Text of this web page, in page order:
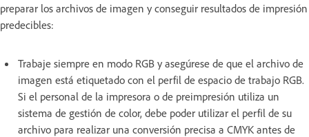
preparar los archivos de imagen y conseguir resultados de impresión
predecibles:
Trabaje siempre en modo RGB y asegúrese de que el archivo de
imagen está etiquetado con el perfil de espacio de trabajo RGB.
Si el personal de la impresora o de preimpresión utiliza un
sistema de gestión de color, debe poder utilizar el perfil de su
archivo para realizar una conversión precisa a CMYK antes de